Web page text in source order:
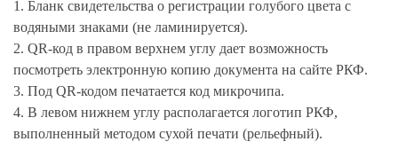
1. Бланк свидетельства о регистрации голубого цвета с
водяными знаками (не ламинируется).
2. QR-код в правом верхнем углу дает возможность
посмотреть электронную копию документа на сайте РКФ.
3. Под QR-кодом печатается код микрочипа.
4. В левом нижнем углу располагается логотип РКФ,
выполненный методом сухой печати (рельефный).